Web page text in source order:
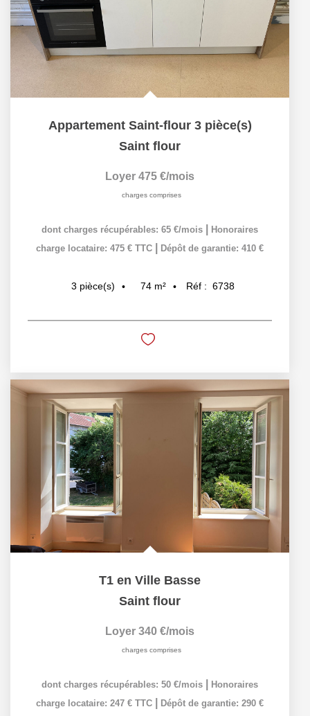
Appartement Saint-flour 3 pièce(s)
Saint flour
Loyer 475 €/mois
charges comprises
dont charges récupérables: 65 €/mois
Honoraires
charge locataire: 475 € TTC
Dépôt de garantie: 410 €
3 pièce(s) 74 m² Réf : 6738
T1 en Ville Basse
Saint flour
Loyer 340 €/mois
charges comprises
dont charges récupérables: 50 €/mois
Honoraires
charge locataire: 247 € TTC
Dépôt de garantie: 290 €